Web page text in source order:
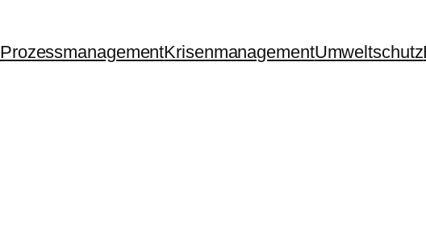
ProzessmanagementKrisenmanagementUmweltschutz